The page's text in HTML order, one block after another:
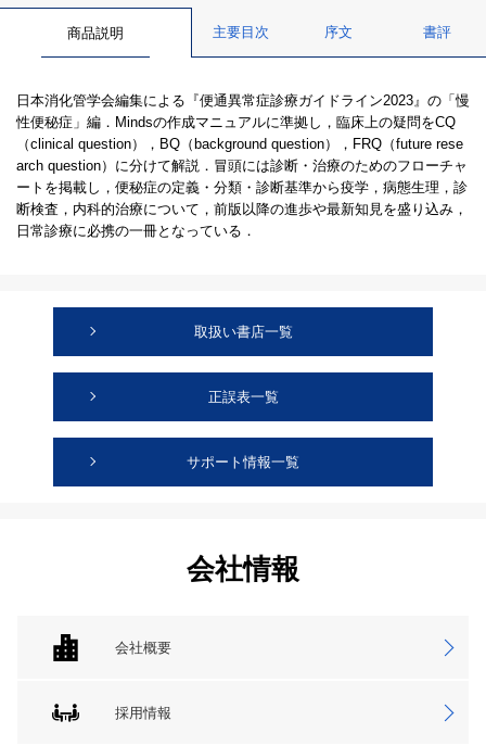
商品説明 主要目次 序文 書評
日本消化管学会編集による『便通異常症診療ガイドライン2023』の「慢
性便秘症」編．Mindsの作成マニュアルに準拠し，臨床上の疑問をCQ
（clinical question），BQ（background question），FRQ（future rese
arch question）に分けて解説．冒頭には診断・治療のためのフローチャ
ートを掲載し，便秘症の定義・分類・診断基準から疫学，病態生理，診
断検査，内科的治療について，前版以降の進歩や最新知見を盛り込み，
日常診療に必携の一冊となっている．
取扱い書店一覧
正誤表一覧
サポート情報一覧
会社情報
会社概要
採用情報